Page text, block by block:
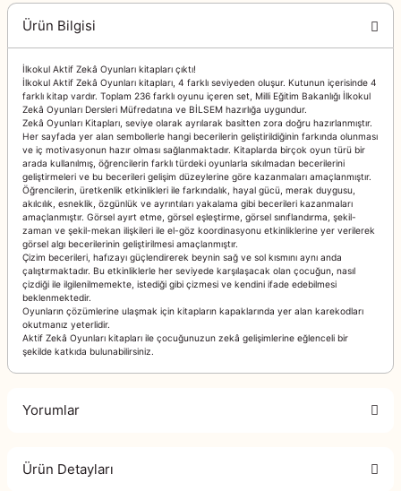
Ürün Bilgisi
İlkokul Aktif Zekâ Oyunları kitapları çıktı!
İlkokul Aktif Zekâ Oyunları kitapları, 4 farklı seviyeden oluşur. Kutunun içerisinde 4
farklı kitap vardır. Toplam 236 farklı oyunu içeren set, Milli Eğitim Bakanlığı İlkokul
Zekâ Oyunları Dersleri Müfredatına ve BİLSEM hazırlığa uygundur.
Zekâ Oyunları Kitapları, seviye olarak ayrılarak basitten zora doğru hazırlanmıştır.
Her sayfada yer alan sembollerle hangi becerilerin geliştirildiğinin farkında olunması
ve iç motivasyonun hazır olması sağlanmaktadır. Kitaplarda birçok oyun türü bir
arada kullanılmış, öğrencilerin farklı türdeki oyunlarla sıkılmadan becerilerini
geliştirmeleri ve bu becerileri gelişim düzeylerine göre kazanmaları amaçlanmıştır.
Öğrencilerin, üretkenlik etkinlikleri ile farkındalık, hayal gücü, merak duygusu,
akılcılık, esneklik, özgünlük ve ayrıntıları yakalama gibi becerileri kazanmaları
amaçlanmıştır. Görsel ayırt etme, görsel eşleştirme, görsel sınıflandırma, şekil-
zaman ve şekil-mekan ilişkileri ile el-göz koordinasyonu etkinliklerine yer verilerek
görsel algı becerilerinin geliştirilmesi amaçlanmıştır.
Çizim becerileri, hafızayı güçlendirerek beynin sağ ve sol kısmını aynı anda
çalıştırmaktadır. Bu etkinliklerle her seviyede karşılaşacak olan çocuğun, nasıl
çizdiği ile ilgilenilmemekte, istediği gibi çizmesi ve kendini ifade edebilmesi
beklenmektedir.
Oyunların çözümlerine ulaşmak için kitapların kapaklarında yer alan karekodları
okutmanız yeterlidir.
Aktif Zekâ Oyunları kitapları ile çocuğunuzun zekâ gelişimlerine eğlenceli bir
şekilde katkıda bulunabilirsiniz.
Yorumlar
Ürün Detayları